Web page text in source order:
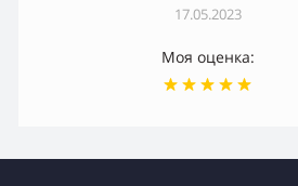
17.05.2023
Моя оценка: